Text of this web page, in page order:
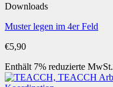
Downloads
Muster legen im 4er Feld
€5,90
Enthält 7% reduzierte MwSt.